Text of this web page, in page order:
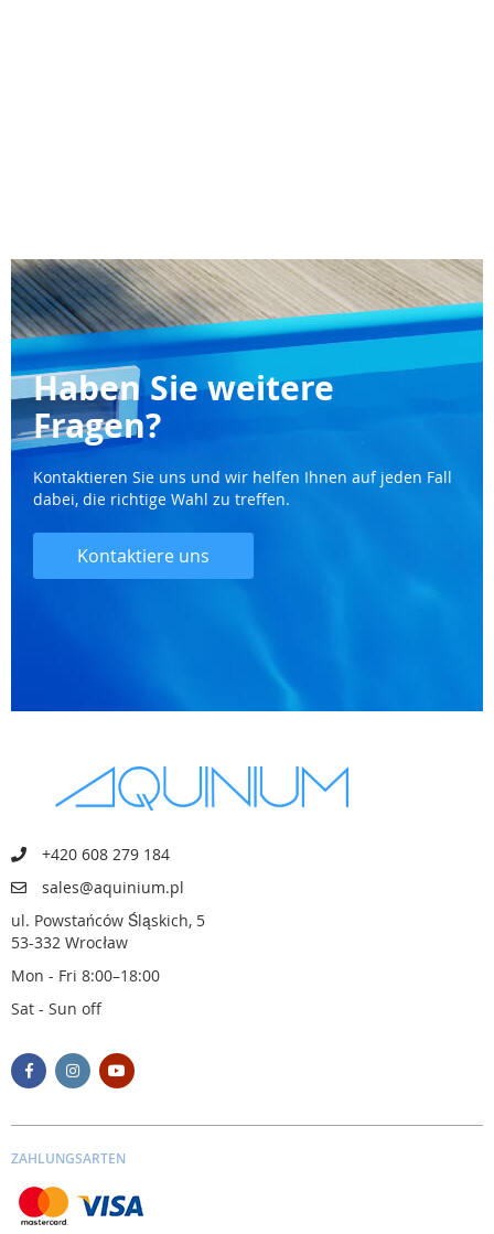
Haben Sie weitere
Fragen?
Kontaktieren Sie uns und wir helfen Ihnen auf jeden Fall
dabei, die richtige Wahl zu treffen.
Kontaktiere uns
+420 608 279 184
sales@aquinium.pl
ul. Powstańców Śląskich, 5
53-332 Wrocław
Mon - Fri 8:00–18:00
Sat - Sun off
ZAHLUNGSARTEN